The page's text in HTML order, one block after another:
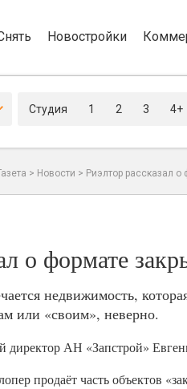
Новостройки
Студия 1 2 3 4+
> Новости > Риэлтор рассказал
о формате
недвижимость,
или «своим», неверно.
директор АН «Запстрой»
продаёт часть объектов